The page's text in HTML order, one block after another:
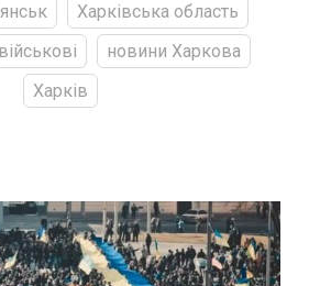
Харківська область
військові
новини Харкова
Харків